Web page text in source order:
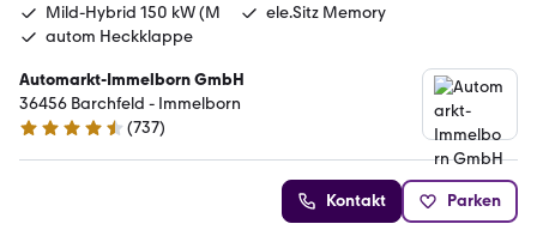
Mild-Hybrid 150 kW (M
ele.Sitz Memory
autom Heckklappe
Automarkt-Immelborn GmbH
36456 Barchfeld - Immelborn
4.4 Sterne
(737)
Kontakt Parken